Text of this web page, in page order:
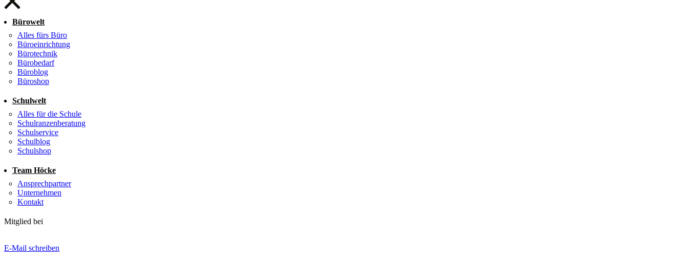
Bürowelt
Alles fürs Büro
Büroeinrichtung
Bürotechnik
Bürobedarf
Büroblog
Büroshop
Schulwelt
Alles für die Schule
Schulranzenberatung
Schulservice
Schulblog
Schulshop
Team Höcke
Ansprechpartner
Unternehmen
Kontakt
Mitglied bei
E-Mail schreiben